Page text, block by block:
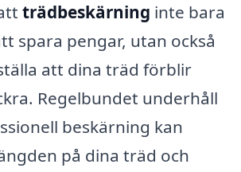
trädbeskärning inte bara
spara pengar, utan också
att dina träd förblir
Regelbundet underhåll
beskärning kan
på dina träd och